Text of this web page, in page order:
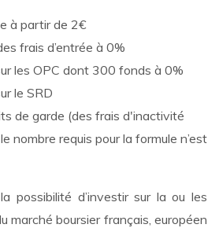
à partir de 2€
frais d’entrée à 0%
les OPC dont 300 fonds à 0%
le SRD
de garde (des frais d'inactivité
nombre requis pour la formule n’est
possibilité d’investir sur la ou les
marché boursier français, européen